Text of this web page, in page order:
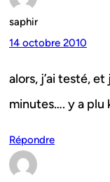
saphir
14 octobre 2010
alors, j’ai testé,
minutes…. y a plu
Répondre